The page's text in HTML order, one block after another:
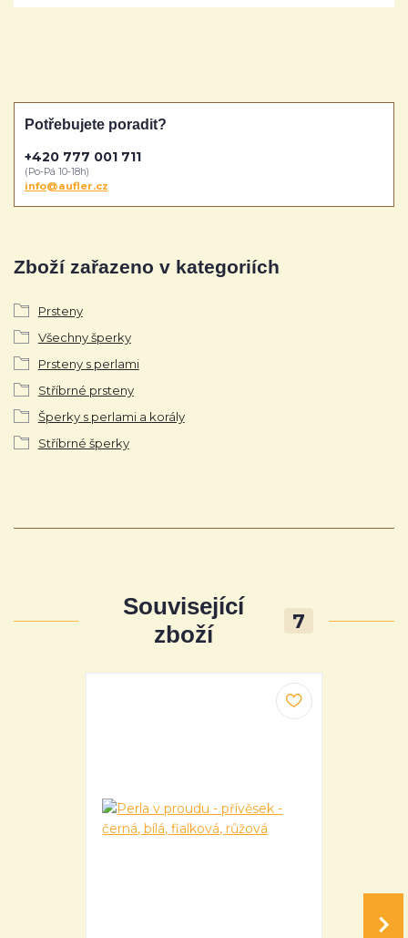
Zboží zařazeno v kategoriích
Prsteny
Všechny šperky
Prsteny s perlami
Stříbrné prsteny
Šperky s perlami a korály
Stříbrné šperky
Potřebujete poradit?
+420 777 001 711
(Po-Pá 10-18h)
info@aufler.cz
Související
zboží
7